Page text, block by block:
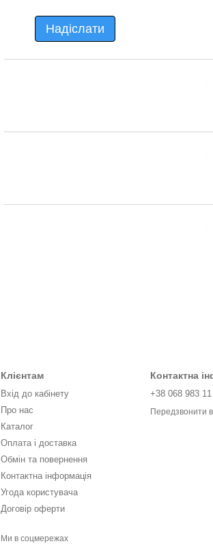
Надіслати
Клієнтам
Вхід до кабінету
Про нас
Каталог
Оплата і доставка
Обмін та повернення
Контактна інформація
Угода користувача
Договір оферти
Ми в соцмережах
Контактна
+38 068 983
Передзвонити